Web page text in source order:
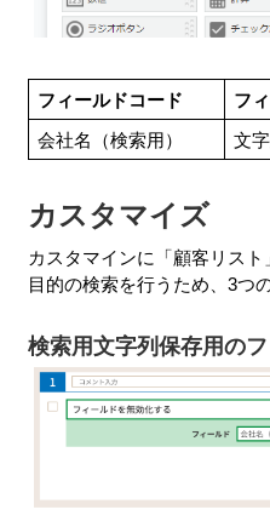
フィールドコード フ
会社名（検索用） 文
カスタマイズ
カスタマインに「顧客リスト
目的の検索を行うため、3つ
検索用文字列保存用の